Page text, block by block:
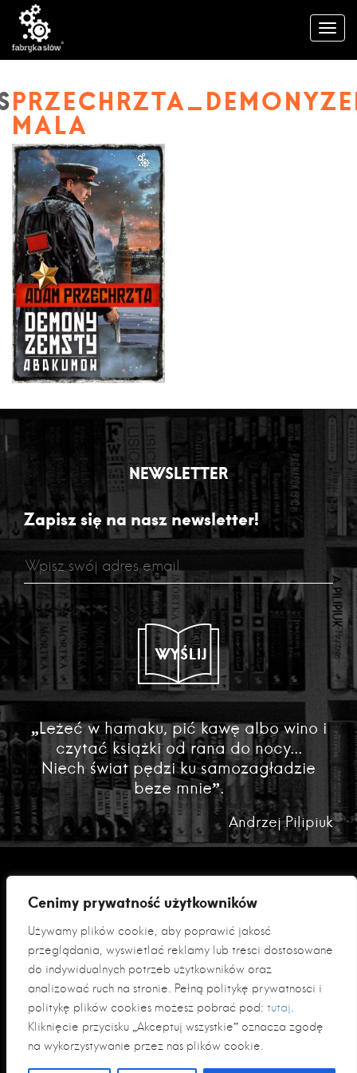
Cenimy prywatność użytkowników
Używamy plików cookie, aby poprawić jakość
przeglądania, wyświetlać reklamy lub treści dostosowane
do indywidualnych potrzeb użytkowników oraz
analizować ruch na stronie. Pełną politykę prywatności i
politykę plików cookies możesz pobrać pod: tutaj.
Kliknięcie przycisku „Akceptuj wszystkie” oznacza zgodę
na wykorzystywanie przez nas plików cookie.
MALA
NEWSLETTER
Zapisz się na nasz newsletter!
WYŚLIJ
„Leżeć w hamaku, pić kawę albo wino i
czytać książki od rana do nocy...
Niech świat pędzi ku samozagładzie
beze mnie”.
Andrzej Pilipiuk
Polityka prywatności
Klauzula informacyjna RODO